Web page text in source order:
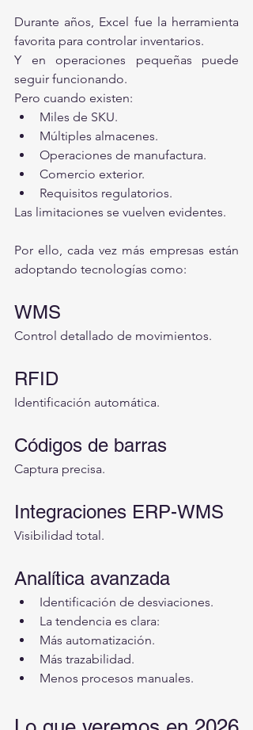
Durante años, Excel fue la herramienta
favorita para controlar inventarios.
Y en operaciones pequeñas puede
seguir funcionando.
Pero cuando existen:
Miles de SKU.
Múltiples almacenes.
Operaciones de manufactura.
Comercio exterior.
Requisitos regulatorios.
Las limitaciones se vuelven evidentes.
Por ello, cada vez más empresas están
adoptando tecnologías como:
WMS
Control detallado de movimientos.
RFID
Identificación automática.
Códigos de barras
Captura precisa.
Integraciones ERP-WMS
Visibilidad total.
Analítica avanzada
Identificación de desviaciones.
La tendencia es clara:
Más automatización.
Más trazabilidad.
Menos procesos manuales.